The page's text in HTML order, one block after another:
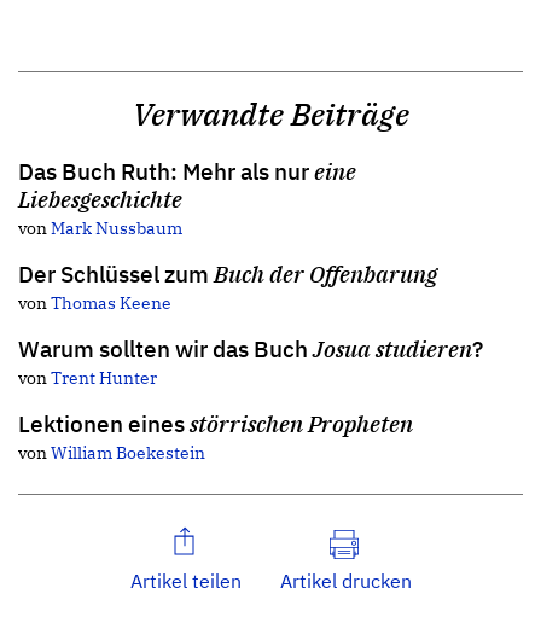
Verwandte Beiträge
Das Buch Ruth: Mehr als nureine
Liebesgeschichte
vonMark Nussbaum
Der Schlüssel zumBuch der Offenbarung
vonThomas Keene
Warum sollten wir das BuchJosua studieren?
vonTrent Hunter
Lektionen einesstörrischen Propheten
vonWilliam Boekestein
Artikel teilen Artikel drucken